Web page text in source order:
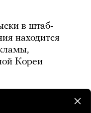
в штаб-
находится
Кореи
гривен».